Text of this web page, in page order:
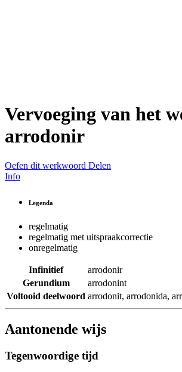
Vervoeging van het
arrodonir
Oefen dit werkwoord Delen
Info
Legenda
regelmatig
regelmatig met uitspraakcorrectie
onregelmatig
Infinitief
arrodonir
Gerundium
arrodonint
Voltooid deelwoord arrodonit, arrodonida,
Aantonende wijs
Tegenwoordige tijd